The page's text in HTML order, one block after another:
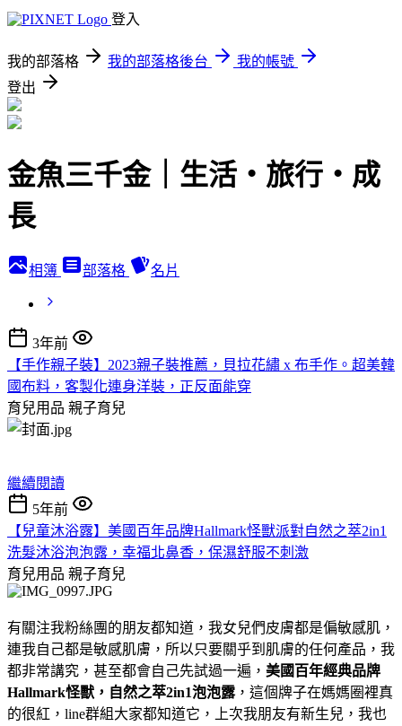
登入
我的部落格 我的部落格後台
我的帳號
登出
金魚三千金｜生活・旅行・成
長
相簿 部落格 名片
3年前
【手作親子裝】2023親子裝推薦，貝拉花繡 x 布手作。超美韓
國布料，客製化連身洋裝，正反面能穿
育兒用品 親子育兒
繼續閱讀
5年前
【兒童沐浴露】美國百年品牌Hallmark怪獸派對自然之萃2in1
洗髮沐浴泡泡露，幸福北鼻香，保濕舒服不刺激
育兒用品 親子育兒
有關注我粉絲團的朋友都知道，我女兒們皮膚都是偏敏感肌，
連我自己都是敏感肌膚，所以只要關乎到肌膚的任何產品，我
都非常講究，甚至都會自己先試過一遍， 美國百年經典品牌
Hallmark怪獸，自然之萃2in1泡泡露，這個牌子在媽媽圈裡真
的很紅，line群組大家都知道它，上次我朋友有新生兒，我也